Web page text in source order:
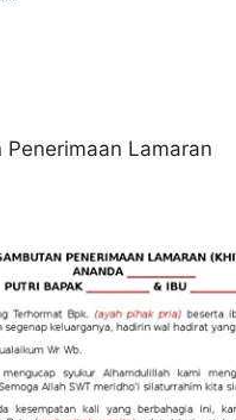
Penerimaan Lamaran